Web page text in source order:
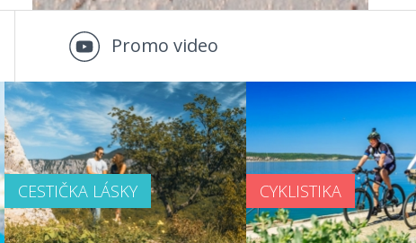
Promo video
CESTIČKA LÁSKY CYKLISTIKA